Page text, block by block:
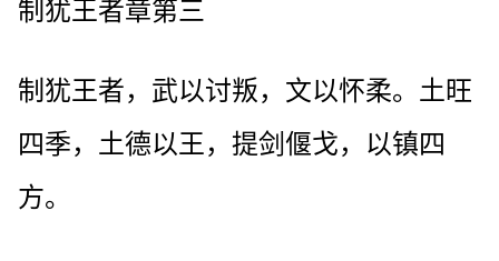
制犹王者章第三
制犹王者，武以讨叛，文以怀柔。土旺
四季，土德以王，提剑偃戈，以镇四
方。